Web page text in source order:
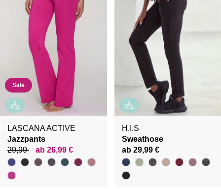
Sale
LASCANA ACTIVE
Jazzpants
29,99
ab 26,99 €
H.I.S
Sweathose
ab 29,99 €